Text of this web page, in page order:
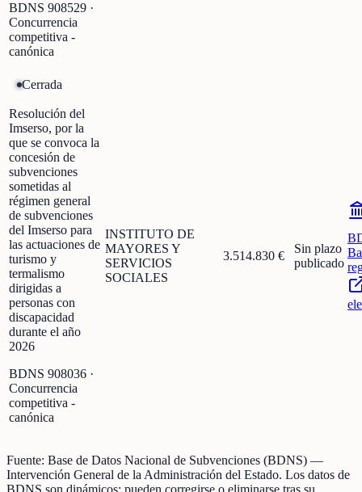
BDNS 908529 ·
Concurrencia
competitiva -
canónica
Cerrada
Resolución del
Imserso, por la
que se convoca la
concesión de
subvenciones
sometidas al
régimen general
de subvenciones
del Imserso para
las actuaciones de
turismo y
termalismo
dirigidas a
personas con
discapacidad
durante el año
2026
BDNS 908036 ·
Concurrencia
competitiva -
canónica
INSTITUTO DE
MAYORES Y
SERVICIOS
SOCIALES
3.514.830 €
Sin plazo
publicado
Fuente: Base de Datos Nacional de Subvenciones (BDNS) —
Intervención General de la Administración del Estado. Los datos de